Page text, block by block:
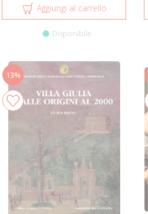
Aggiungi al carrello
Disponibile
13%